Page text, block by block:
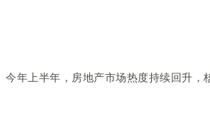
今年上半年，房地产市场热度持续回升，